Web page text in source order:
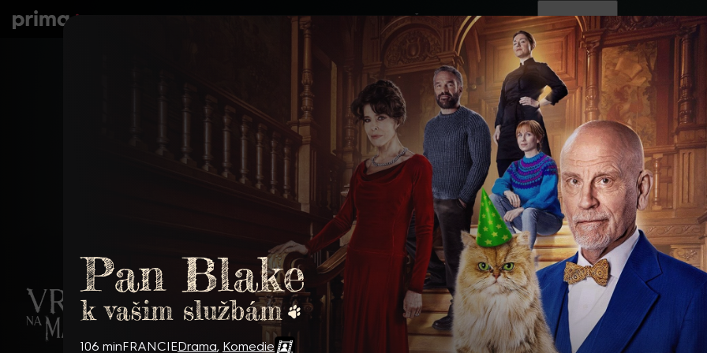
Děti Zprávy Novinky Živě TV program Operátoři
Pan Blake k vašim službám
106 minFRANCIEDrama, Komedie
prima+